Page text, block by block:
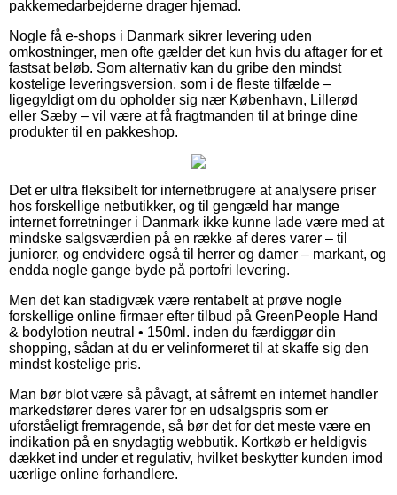
pakkemedarbejderne drager hjemad.
Nogle få e-shops i Danmark sikrer levering uden
omkostninger, men ofte gælder det kun hvis du aftager for et
fastsat beløb. Som alternativ kan du gribe den mindst
kostelige leveringsversion, som i de fleste tilfælde –
ligegyldigt om du opholder sig nær København, Lillerød
eller Sæby – vil være at få fragtmanden til at bringe dine
produkter til en pakkeshop.
Det er ultra fleksibelt for internetbrugere at analysere priser
hos forskellige netbutikker, og til gengæld har mange
internet forretninger i Danmark ikke kunne lade være med at
mindske salgsværdien på en række af deres varer – til
juniorer, og endvidere også til herrer og damer – markant, og
endda nogle gange byde på portofri levering.
Men det kan stadigvæk være rentabelt at prøve nogle
forskellige online firmaer efter tilbud på GreenPeople Hand
& bodylotion neutral • 150ml. inden du færdiggør din
shopping, sådan at du er velinformeret til at skaffe sig den
mindst kostelige pris.
Man bør blot være så påvagt, at såfremt en internet handler
markedsfører deres varer for en udsalgspris som er
uforståeligt fremragende, så bør det for det meste være en
indikation på en snydagtig webbutik. Kortkøb er heldigvis
dækket ind under et regulativ, hvilket beskytter kunden imod
uærlige online forhandlere.